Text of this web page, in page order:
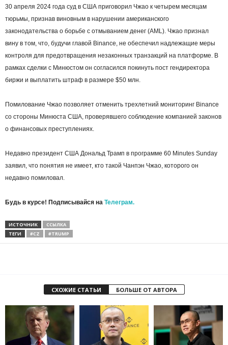
30 апреля 2024 года суд в США приговорил Чжао к четырем месяцам
тюрьмы, признав виновным в нарушении американского
законодательства о борьбе с отмыванием денег (AML). Чжао признал
вину в том, что, будучи главой Binance, не обеспечил надлежащие меры
контроля для предотвращения незаконных транзакций на платформе. В
рамках сделки с Минюстом он согласился покинуть пост гендиректора
биржи и выплатить штраф в размере $50 млн.
Помилование Чжао позволяет отменить трехлетний мониторинг Binance
со стороны Минюста США, проверявшего соблюдение компанией законов
о финансовых преступлениях.
Недавно президент США Дональд Трамп в программе 60 Minutes Sunday
заявил, что понятия не имеет, кто такой Чанпэн Чжао, которого он
недавно помиловал.
Будь в курсе! Подписывайся на Телеграм.
ИСТОЧНИК
ССЫЛКА
ТЕГИ
#CZ #TRUMP
СХОЖИЕ СТАТЬИ БОЛЬШЕ ОТ АВТОРА